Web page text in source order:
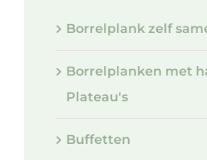
Borrelplank zelf
Borrelplanken met
Plateau's
Buffetten